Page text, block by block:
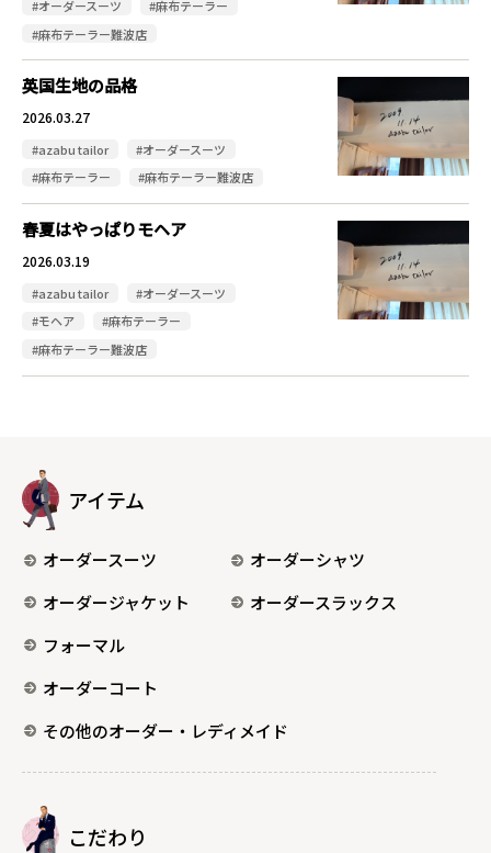
#オーダースーツ
#麻布テーラー
#麻布テーラー難波店
英国生地の品格
2026.03.27
#azabu tailor
#オーダースーツ
#麻布テーラー
#麻布テーラー難波店
春夏はやっぱりモヘア
2026.03.19
#azabu tailor
#オーダースーツ
#モヘア
#麻布テーラー
#麻布テーラー難波店
アイテム
オーダースーツ
オーダーシャツ
オーダージャケット
オーダースラックス
フォーマル
オーダーコート
その他のオーダー・レディメイド
こだわり